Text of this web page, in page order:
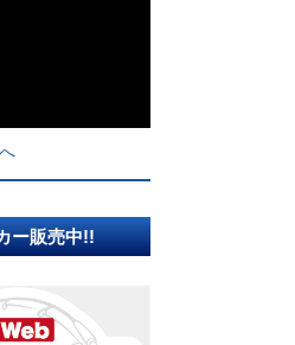
ー販売中!!